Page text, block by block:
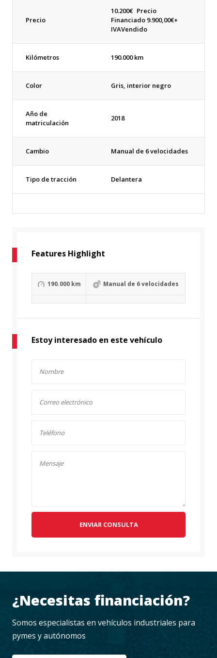
Precio
10.200€ Precio
Financiado 9.900,00€+
IVAVendido
Kilómetros 190.000 km
Color Gris, interior negro
Año de
matriculación
2018
Cambio Manual de 6 velocidades
Tipo de tracción Delantera
Features Highlight
190.000 km Manual de 6 velocidades
Estoy interesado en este vehículo
ENVIAR CONSULTA
¿Necesitas financiación?
Somos especialistas en vehículos industriales para
pymes y autónomos